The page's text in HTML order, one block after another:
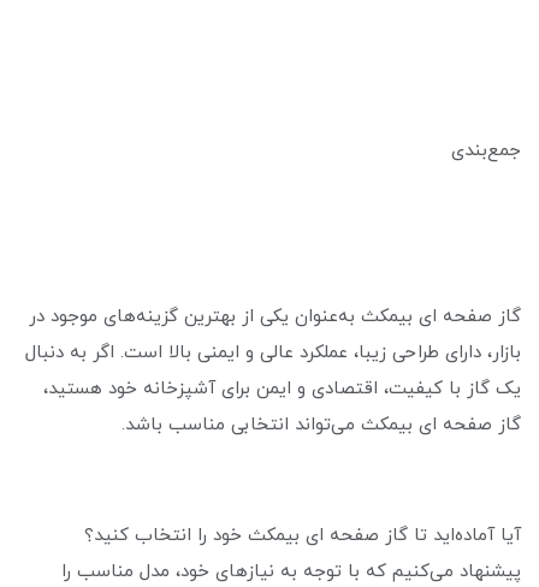
جمع‌بندی
گاز صفحه ای بیمکث به‌عنوان یکی از بهترین گزینه‌های موجود در
بازار، دارای طراحی زیبا، عملکرد عالی و ایمنی بالا است. اگر به دنبال
یک گاز با کیفیت، اقتصادی و ایمن برای آشپزخانه خود هستید،
گاز صفحه ای بیمکث می‌تواند انتخابی مناسب باشد.
آیا آماده‌اید تا گاز صفحه ای بیمکث خود را انتخاب کنید؟
پیشنهاد می‌کنیم که با توجه به نیازهای خود، مدل مناسب را